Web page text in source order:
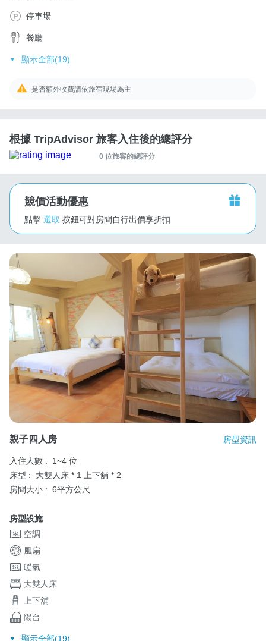
停車場
餐廳
顯示全部(19)
是否額外收費請依旅宿現場為主
根據 TripAdvisor 旅客入住後的總評分
0 位旅客的總評分
競價活動優惠
點擊 選取 按鈕可對房間自行出價享折扣
親子四人房 房型資訊
入住人數 :
1~4 位
床型 :
大雙人床 * 1
上下舖 * 2
房間大小 : 6平方公尺
房型設施
空調
風扇
暖氣
大雙人床
上下舖
陽台
顯示全部(19)